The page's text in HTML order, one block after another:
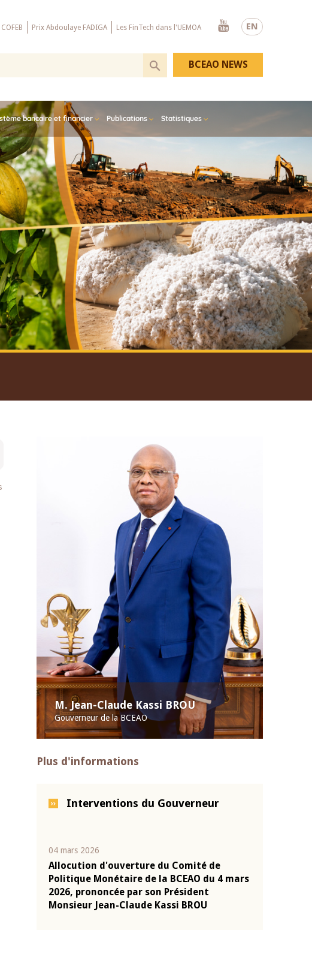
EN
COFEB Prix Abdoulaye FADIGA Les FinTech dans l'UEMOA
Youtube
bancaire et financier Publications Statistiques
BCEAO NEWS
M. Jean-Claude Kassi BROU
Gouverneur de la BCEAO
Plus d'informations
Interventions du Gouverneur
04 mars 2026
Allocution d'ouverture du Comité de
Politique Monétaire de la BCEAO du 4 mars
2026, prononcée par son Président
Monsieur Jean-Claude Kassi BROU